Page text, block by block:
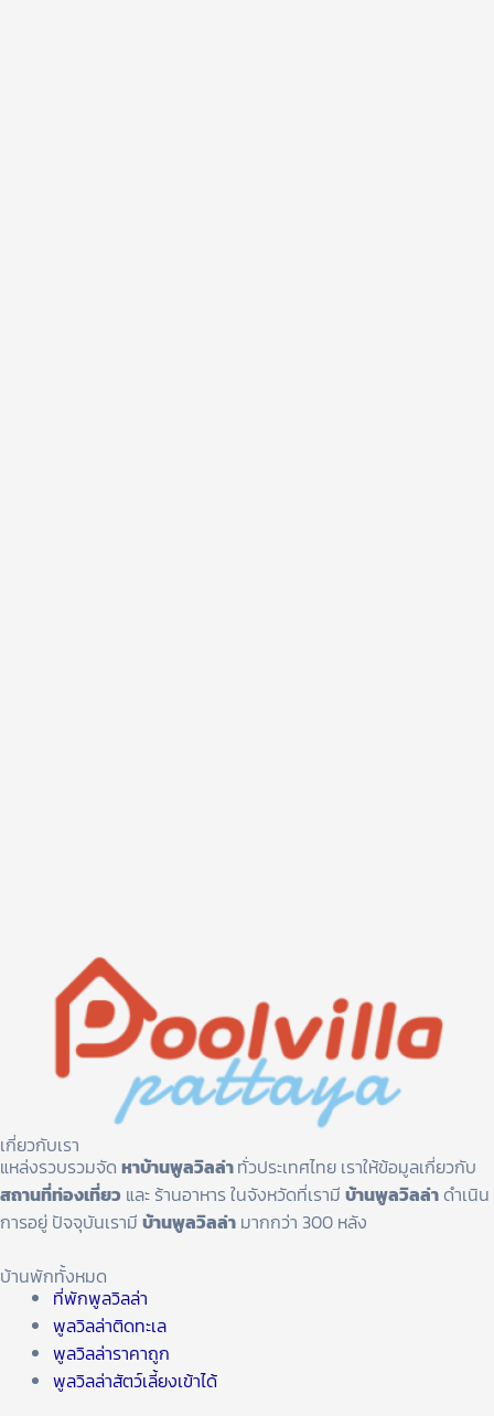
เกี่ยวกับเรา
แหล่งรวบรวมจัด หาบ้านพูลวิลล่าทั่วประเทศไทย เราให้ข้อมูลเกี่ยวกับ
สถานที่ท่องเที่ยว และ ร้านอาหาร ในจังหวัดที่เรามี บ้านพูลวิลล่าดำเนิน
การอยู่ ปัจจุบันเรามี บ้านพูลวิลล่า มากกว่า 300 หลัง
บ้านพักทั้งหมด
ที่พักพูลวิลล่า
พูลวิลล่าติดทะเล
พูลวิลล่าราคาถูก
พูลวิลล่าสัตว์เลี้ยงเข้าได้